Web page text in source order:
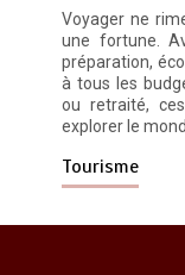
Voyager ne
une fortune.
préparation,
à tous les
ou retraité,
explorer le
Tourisme